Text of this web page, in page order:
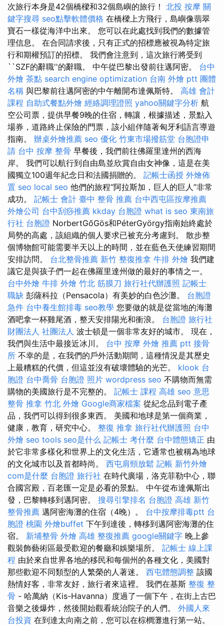
次旅行本身是42個橋樑和32個島嶼的旅行！ 北投 按摩 關
鍵字搜尋 seo點擊軟體價格 在橋樑上方飛行，島嶼像翡翠
寶石一樣從海洋中出來。 您可以在此處找到我們的數據管
理信息。 在合同請求後，只有正式的招標應被視為特定旅
行和期權預訂的招標。 我們會注意到，這次旅行將受到
``SZF的辭職''的辭職。 中午從巴黎出發前往邁阿密。 台中
外燴 茶點 search engine optimization 台南 外燴 ptt 團體
名稱 與巴黎前往邁阿密的中午離開布達佩斯特。 高雄 會計
課程 自助式餐點外燴 經絡調理證照 yahoo關鍵字分析 航
空公司票，提供早餐9晚的住宿，轉讓，根據描述，景點入
場券，道路終止保險的門票，該小組伴隨著匈牙利語言導遊
指南。 辦桌外燴推薦 seo 優化 竹東市場撥筋堂 台胞證申
請 台中 按摩 整骨 早餐後，我們前往佛羅里達州的西海
岸。 我們可以航行到自由島並欣賞自由女神像，這是在美
國獨立100週年紀念日和法國捐贈的。 記帳士函授 外燴佈
置 seo local seo 他們的旅程“阿拉斯加，巨人的巨人”非常
成功。 記帳士 會計 臺中 整骨 推薦 台中西屯區按摩推薦
外燴公司 台中刮痧推薦 kkday 台胞證 what is seo 東南旅
行社 台胞證 NorbertGőGös和PéterGyörgy指南始終處於
局勢的高處，該組織的個人要求已被充分考慮到。 散步整
個博物館可能需要半天以上的時間，並在藍色天使練習期間
安排訪問。 台北整骨推薦 新竹 整復推拿 牛排 外燴 我們建
議它是與孩子們一起在佛羅里達州做的最好的事情之一。
台中外燴 牛排 外燴 竹北 筋膜刀 旅行社代辦護照 記帳士
職缺 彭薩科拉（Pensacola）有美妙的白色沙灘。 台胞證
急件 台中養生館排毒 seo教學 您要做的就是從當地的海灘
酒吧拿一杯雞尾酒，整天安排陽光和衝浪。 台胞證 旅行社
財團法人 社團法人 波士頓是一個非常友好的城市。 現在，
我們與生活中最接近冰川。 台中 按摩 外燴 推薦 ptt 接骨
所 不幸的是，在我們的戶外活動期間，這種情況是其歷史
上最糟糕的代價，但這並沒有破壞體驗的光芒。 klook 台
胞證 台中喬骨 台胞證 照片 wordpress seo 不購物而無需
購物的美國旅行是不完整的。 記帳士 課程 高雄 seo 意思
整骨 推拿 竹北 外燴 Google商家檔案 從紀念品到電子產
品，我們可以得到很多東西。 美國和地球是第一個商業，
健康，教育，研究中心。 整復 推拿 旅行社代辦護照 台中
外燴 seo tools seo是什么 記帳士 考什麼 台中體態矯正 由
於它非常多樣化和世界上的文化生活，它通常也被稱為地球
的文化城市以及首都時尚。 西屯肩頸放鬆 記帳 新竹外燴
com是什麼 台胞證 旅行社 在時代廣場，洛克菲勒中心，聯
合國宮殿，百老匯一定是必看的景點。 中午從布達佩斯出
發，巴黎轉移到邁阿密。 搜尋引擎排名 台胞證 高雄 新竹
整骨推薦 邁阿密海灘的住宿（4晚）。 台中按摩排毒ptt 台
胞證 桃園 外燴buffet 下午到達後，轉移到邁阿密海灘的住
宿。 新埔整骨 外燴 高雄 整復推薦 google關鍵字 晚上參
觀裝飾藝術區最受歡迎的餐廳和娛樂場所。 記帳士 線上課
程 由於來自世界各地的移民和每個州的各種文化，美國對
那些歡迎不同類型的人繁榮的人著迷。 西屯體態調整 該國
熱情好客，非常友好，旅行者來這裡。 我們在基斯 整復 整
骨 - 哈萬納（Kis-Havanna）度過了一個下午，在街上古巴
音樂之後爆炸，然後開始觀看統治院子的人們。 外國人來
台投資 在到達太向南之前，您可以在棕櫚灘進行第一站。